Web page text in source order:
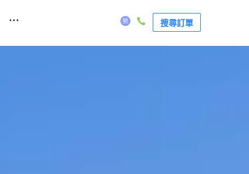
... 搜尋訂單